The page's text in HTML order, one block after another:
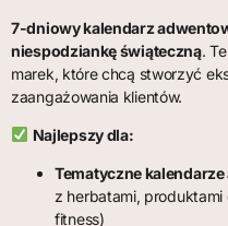
7-dniowy kalendarz
niespodziankę świąteczną.
marek, które chcą stworzyć
zaangażowania klientów.
Najlepszy dla:
Tematyczne
z herbatami,
fitness)